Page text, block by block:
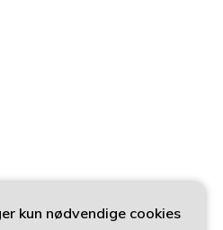
kun nødvendige cookies